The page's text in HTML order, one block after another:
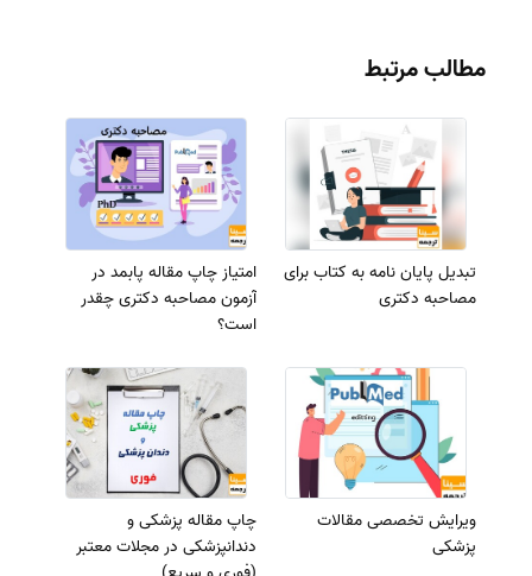
مطالب مرتبط
تبدیل پایان نامه به کتاب برای
مصاحبه دکتری
امتیاز چاپ مقاله پابمد در
آزمون مصاحبه دکتری چقدر
است؟
ویرایش تخصصی مقالات
پزشکی
چاپ مقاله پزشکی و
دندانپزشکی در مجلات معتبر